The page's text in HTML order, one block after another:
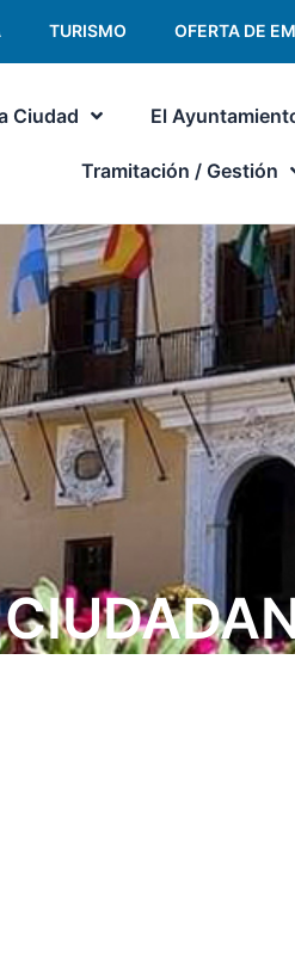
TURISMO OFERTA DE
Ciudad El
Tramitación / Gestión